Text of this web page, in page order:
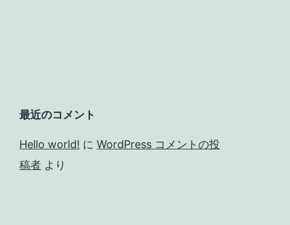
最近のコメント
Hello world! に WordPress コメントの投
稿者 より